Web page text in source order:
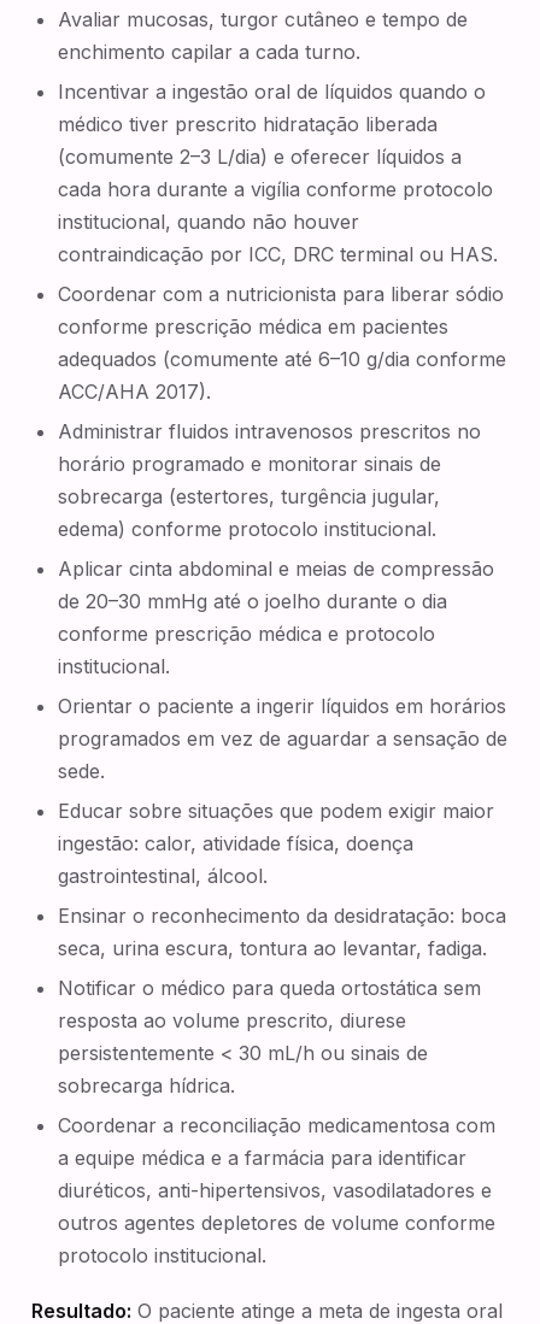
Avaliar mucosas, turgor cutâneo e tempo de
enchimento capilar a cada turno.
Incentivar a ingestão oral de líquidos quando o
médico tiver prescrito hidratação liberada
(comumente 2–3 L/dia) e oferecer líquidos a
cada hora durante a vigília conforme protocolo
institucional, quando não houver
contraindicação por ICC, DRC terminal ou HAS.
Coordenar com a nutricionista para liberar sódio
conforme prescrição médica em pacientes
adequados (comumente até 6–10 g/dia conforme
ACC/AHA 2017).
Administrar fluidos intravenosos prescritos no
horário programado e monitorar sinais de
sobrecarga (estertores, turgência jugular,
edema) conforme protocolo institucional.
Aplicar cinta abdominal e meias de compressão
de 20–30 mmHg até o joelho durante o dia
conforme prescrição médica e protocolo
institucional.
Orientar o paciente a ingerir líquidos em horários
programados em vez de aguardar a sensação de
sede.
Educar sobre situações que podem exigir maior
ingestão: calor, atividade física, doença
gastrointestinal, álcool.
Ensinar o reconhecimento da desidratação: boca
seca, urina escura, tontura ao levantar, fadiga.
Notificar o médico para queda ortostática sem
resposta ao volume prescrito, diurese
persistentemente < 30 mL/h ou sinais de
sobrecarga hídrica.
Coordenar a reconciliação medicamentosa com
a equipe médica e a farmácia para identificar
diuréticos, anti-hipertensivos, vasodilatadores e
outros agentes depletores de volume conforme
protocolo institucional.
Resultado: O paciente atinge a meta de ingesta oral